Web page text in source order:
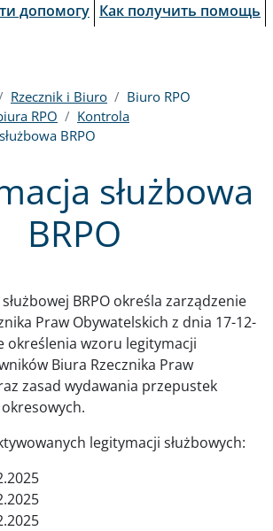
допомогу Как получить помощь
Rzecznik i Biuro
Biuro RPO
RPO
Kontrola
BRPO
służbowa
BRPO
BRPO określa zarządzenie
Praw Obywatelskich z dnia 17-12-
określenia wzoru legitymacji
Biura Rzecznika Praw
zasad wydawania przepustek
legitymacji służbowych: